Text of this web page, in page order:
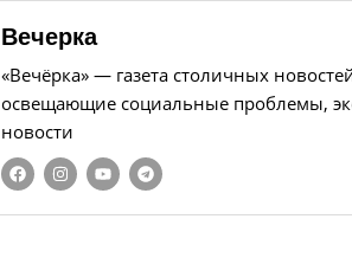
Вечерка
«Вечёрка» — газета столичных
освещающие социальные проблемы,
новости